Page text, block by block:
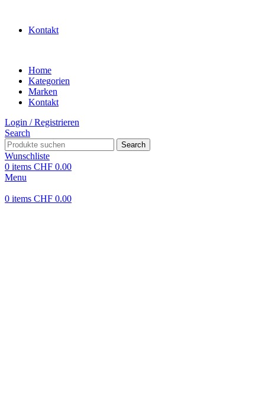
Kontakt
Home
Kategorien
Marken
Kontakt
Login / Registrieren
Search
Search
Wunschliste
0 items CHF 0.00
Menu
0 items CHF 0.00